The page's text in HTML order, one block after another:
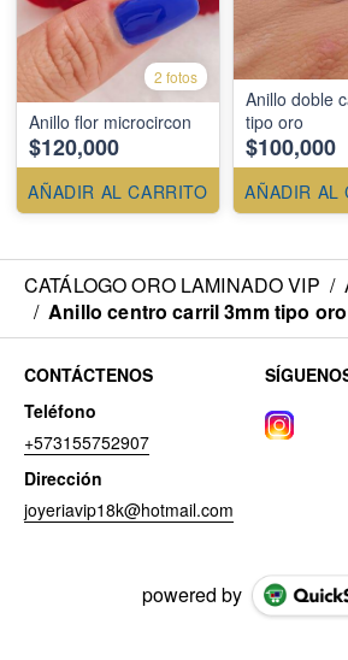
2 fotos
Anillo flor microcircon
$120,000
AÑADIR AL CARRITO
Anillo doble
tipo oro
$100,000
AÑADIR AL
CATÁLOGO ORO LAMINADO VIP /
/ Anillo centro carril 3mm tipo oro
CONTÁCTENOS
Teléfono
+573155752907
Dirección
joyeriavip18k@hotmail.com
powered by